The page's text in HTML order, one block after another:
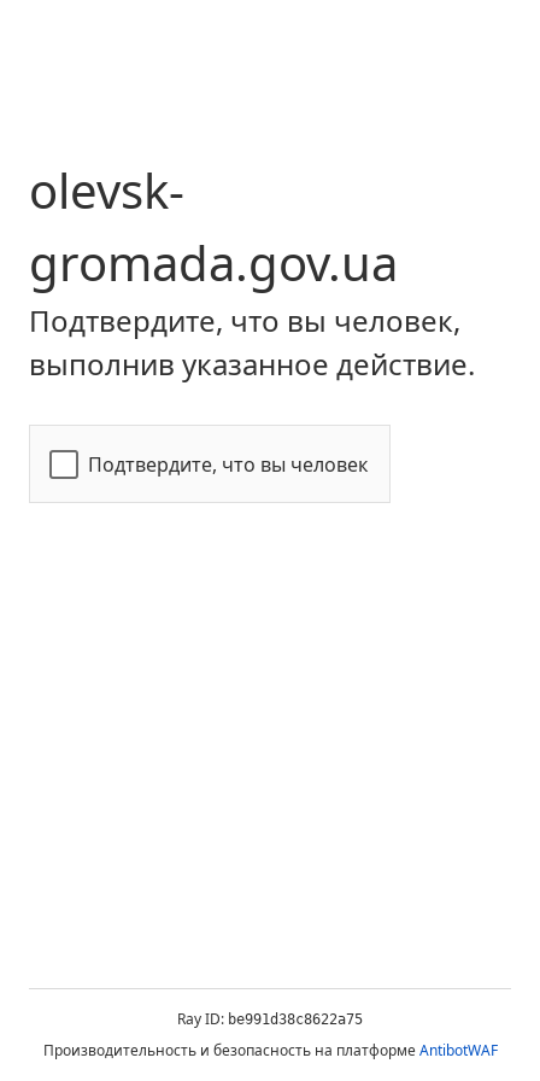
olevsk-
gromada.gov.ua
Подтвердите, что вы человек,
выполнив указанное действие.
Подтвердите, что вы человек
Ray ID: be991d38c8622a75
Производительность и безопасность на платформеAntibotWAF